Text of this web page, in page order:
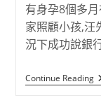
有身孕8個多
家照顧小孩,汪
況下成功說銀
Continue Reading